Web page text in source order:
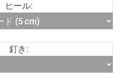
ヒール:
釘き: